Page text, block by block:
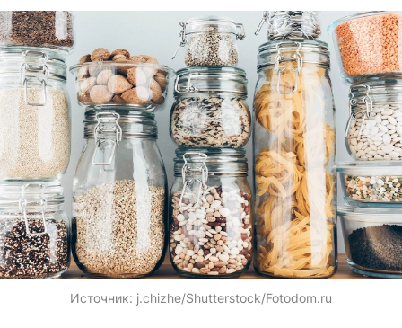
Источник: j.chizhe/Shutterstock/Fotodom.ru